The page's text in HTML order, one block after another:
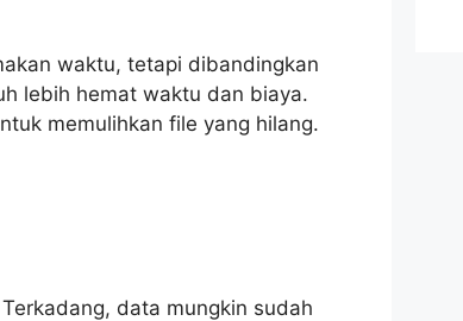
waktu, tetapi dibandingkan
lebih hemat waktu dan biaya.
memulihkan file yang hilang.
data mungkin sudah